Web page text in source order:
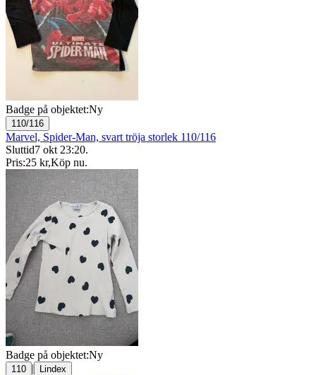
Badge på objektet:Ny
110/116
Marvel, Spider-Man, svart tröja storlek 110/116
Sluttid7 okt 23:20.
Pris:25 kr,Köp nu.
Badge på objektet:Ny
110 | Lindex